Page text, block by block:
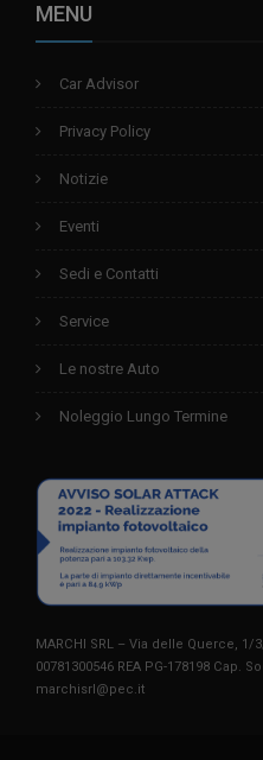
MENU
Car Advisor
Privacy Policy
Notizie
Eventi
Sedi e Contatti
Service
Le nostre Auto
Noleggio Lungo Termine
MARCHI SRL – Via delle Querce, 1/
00781300546 REA PG-178198 Cap.
marchisrl@pec.it